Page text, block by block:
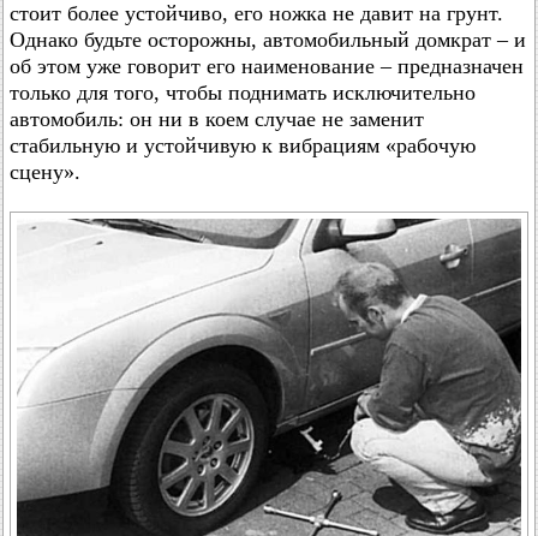
стоит более устойчиво, его ножка не давит на грунт.
Однако будьте осторожны, автомобильный домкрат – и
об этом уже говорит его наименование – предназначен
только для того, чтобы поднимать исключительно
автомобиль: он ни в коем случае не заменит
стабильную и устойчивую к вибрациям «рабочую
сцену».